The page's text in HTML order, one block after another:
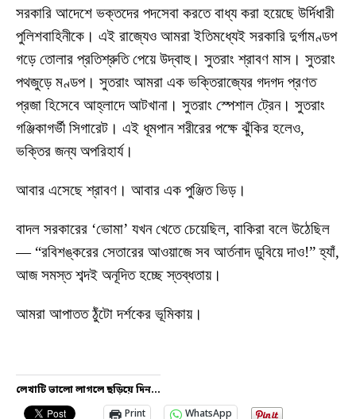
সরকারি আদেশে ভক্তদের পদসেবা করতে বাধ্য করা হয়েছে উর্দিধারী
পুলিশবাহিনীকে। এই রাজ্যেও আমরা ইতিমধ্যেই সরকারি দুর্গামণ্ডপ
গড়ে তোলার প্রতিশ্রুতি পেয়ে উদ্বাহু। সুতরাং শ্রাবণ মাস। সুতরাং
পথজুড়ে মণ্ডপ। সুতরাং আমরা এক ভক্তিরাজ্যের গদগদ প্রণত
প্রজা হিসেবে আহ্লাদে আটখানা। সুতরাং স্পেশাল ট্রেন। সুতরাং
গঞ্জিকাগর্ভী সিগারেট। এই ধূমপান শরীরের পক্ষে ঝুঁকির হলেও,
ভক্তির জন্য অপরিহার্য।
আবার এসেছে শ্রাবণ। আবার এক পুঞ্জিত ভিড়।
বাদল সরকারের ‘ভোমা’ যখন খেতে চেয়েছিল, বাকিরা বলে উঠেছিল
— “রবিশঙ্করের সেতারের আওয়াজে সব আর্তনাদ ডুবিয়ে দাও!” হ্যাঁ,
আজ সমস্ত শব্দই অনূদিত হচ্ছে স্তব্ধতায়।
আমরা আপাতত ঠুঁটো দর্শকের ভূমিকায়।
লেখাটি ভালো লাগলে ছড়িয়ে দিন...
Print
WhatsApp